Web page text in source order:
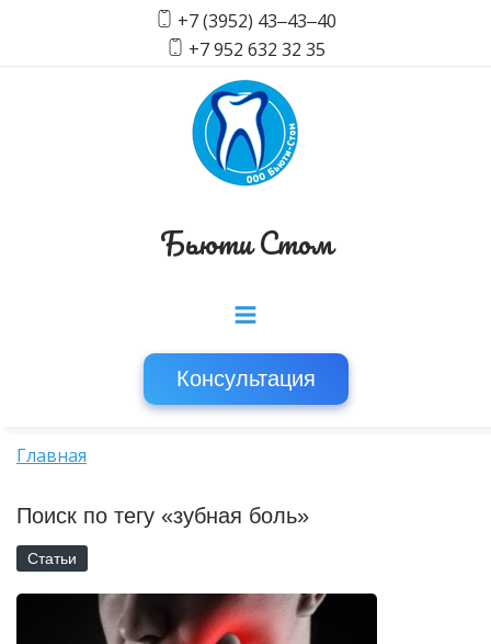
+7 (3952) 43‒43‒40
+7 952 632 32 35
Бьюти Стом
Консультация
Главная
Поиск по тегу «зубная боль»
Статьи